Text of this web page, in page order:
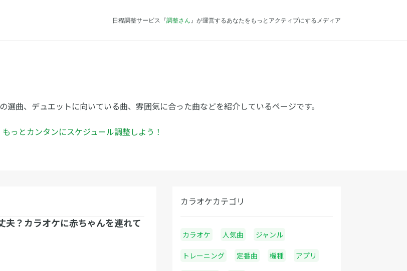
日程調整サービス『調整さん 』が運営するあなたをもっとアクティブにするメディア
曲、デュエットに向いている曲、雰囲気に合った曲などを紹介しているページです。
っとカンタンにスケジュール調整しよう！
夫？カラオケに赤ちゃんを連れて
カラオケカテゴリ
カラオケ 人気曲 ジャンル
トレーニング 定番曲 機種 アプリ